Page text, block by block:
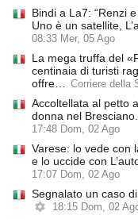
Bindi a La7: “Renzi
Uno è un satellite,
08:33 Mer, 05 Ago
La mega truffa del
centinaia di turisti
offre…
Corriere della
Accoltellata al petto
donna nel
17:48 Dom, 02 Ago
Varese: lo vede con
e lo uccide con
17:07 Dom, 02 Ago
Segnalato un caso
18:15 Dom, 02